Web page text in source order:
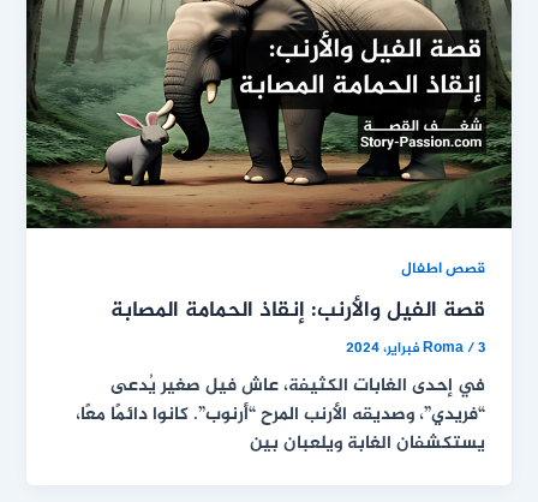
قصص اطفال
قصة الفيل والأرنب: إنقاذ الحمامة المصابة
Roma/3 فبراير، 2024
في إحدى الغابات الكثيفة، عاش فيل صغير يُدعى
“فريدي”، وصديقه الأرنب المرح “أرنوب”. كانوا دائمًا معًا،
يستكشفان الغابة ويلعبان بين